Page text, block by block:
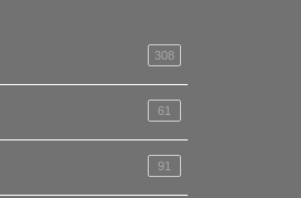
308
61
91